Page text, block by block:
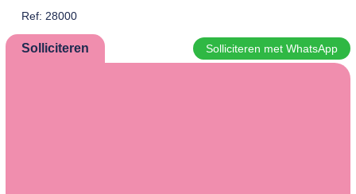
Ref: 28000
Solliciteren Solliciteren met WhatsApp